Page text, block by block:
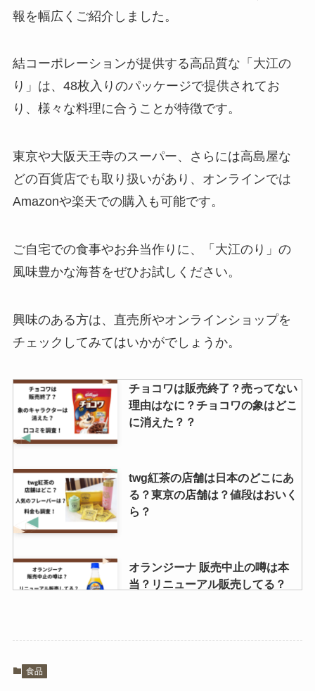
極プリンはどこで売ってる？
ら？
サラダホープ 東京で買える?新潟
たべっ子どうぶつチョコはどこに
務スーパーで購入できる？
白いブラックサンダーはどこで買
える？北海道以外で購入できる？
40個入りの価格はいくら？
炭火焼きパウダー 業務スーパーで
手に入る？
報を幅広くご紹介しました。
結コーポレーションが提供する高品質な「大江の
り」は、48枚入りのパッケージで提供されてお
り、様々な料理に合うことが特徴です。
東京や大阪天王寺のスーパー、さらには高島屋な
どの百貨店でも取り扱いがあり、オンラインでは
Amazonや楽天での購入も可能です。
ご自宅での食事やお弁当作りに、「大江のり」の
風味豊かな海苔をぜひお試しください。
興味のある方は、直売所やオンラインショップを
チェックしてみてはいかがでしょうか。
チョコワは販売終了？売ってない
理由はなに？チョコワの象はどこ
に消えた？？
twg紅茶の店舗は日本のどこにあ
る？東京の店舗は？値段はおいく
ら？
オランジーナ 販売中止の噂は本
当？リニューアル販売してる？
食品